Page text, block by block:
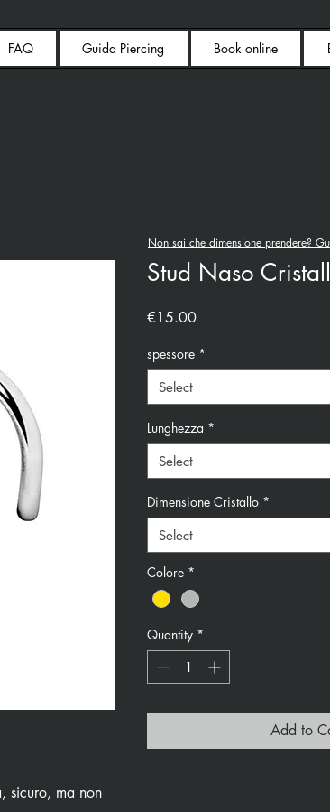
FAQ Guida Piercing Book online
sicuro, ma non
Stud Naso
€15.00Price
spessore *
Select
Lunghezza *
Select
Dimensione Cristallo *
Select
Colore *
Quantity *
Add to
Non sai che dimensione prendere?